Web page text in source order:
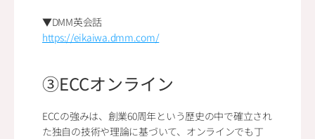
▼DMM英会話
https://eikaiwa.dmm.com/
③ECCオンライン
ECCの強みは、創業60周年という歴史の中で確立され
た独自の技術や理論に基づいて、オンラインでも丁